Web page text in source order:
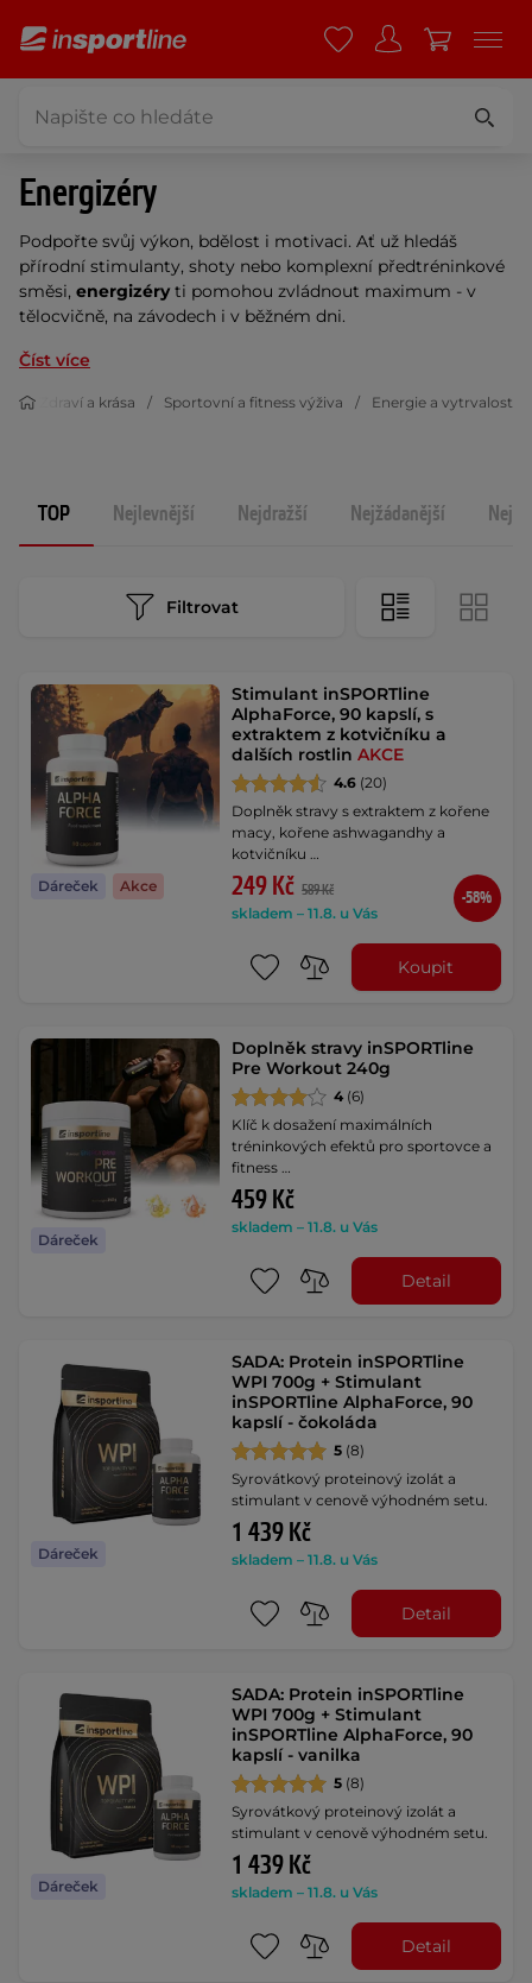
Energizéry
Podpořte svůj výkon, bdělost i motivaci. Ať už hledáš
přírodní stimulanty, shoty nebo komplexní předtréninkové
směsi, energizéryti pomohou zvládnout maximum - v
tělocvičně, na závodech i v běžném dni.
Číst více
Zdraví a krása Sportovní a fitness výživa Energie a vytrvalost
TOP Nejlevnější Nejdražší Nejžádanější
Filtrovat
Dáreček Akce
Stimulant inSPORTline
AlphaForce, 90 kapslí, s
extraktem z kotvičníku a
dalších rostlinAKCE
4.6 (20)
Doplněk stravy s extraktem z kořene
macy, kořene ashwagandhy a
kotvičníku …
249 Kč 589 Kč
skladem – 11.8. u Vás
-58%
Koupit
Dáreček
Doplněk stravy inSPORTline
Pre Workout 240g
4 (6)
Klíč k dosažení maximálních
tréninkových efektů pro sportovce a
fitness …
459 Kč
skladem – 11.8. u Vás
Detail
Dáreček
SADA: Protein inSPORTline
WPI 700g + Stimulant
inSPORTline AlphaForce, 90
kapslí - čokoláda
5 (8)
Syrovátkový proteinový izolát a
stimulant v cenově výhodném setu.
1 439 Kč
skladem – 11.8. u Vás
Detail
Dáreček
SADA: Protein inSPORTline
WPI 700g + Stimulant
inSPORTline AlphaForce, 90
kapslí - vanilka
5 (8)
Syrovátkový proteinový izolát a
stimulant v cenově výhodném setu.
1 439 Kč
skladem – 11.8. u Vás
Detail